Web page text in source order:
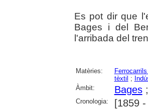
Es pot dir que
Bages i del
l'arribada del
Matèries:
tèxtil ;
Àmbit:
Bages;
Cronologia: [1859